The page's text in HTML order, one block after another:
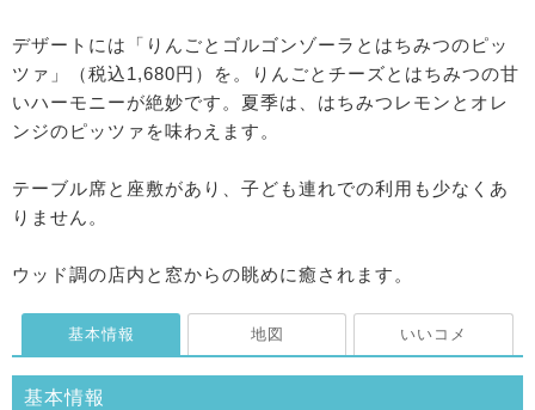
デザートには「りんごとゴルゴンゾーラとはちみつのピッ
ツァ」（税込1,680円）を。りんごとチーズとはちみつの甘
いハーモニーが絶妙です。夏季は、はちみつレモンとオレ
ンジのピッツァを味わえます。
テーブル席と座敷があり、子ども連れでの利用も少なくあ
りません。
ウッド調の店内と窓からの眺めに癒されます。
基本情報 地図 いいコメ
基本情報